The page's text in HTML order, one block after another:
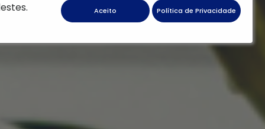
Aceito Política de Privacidade